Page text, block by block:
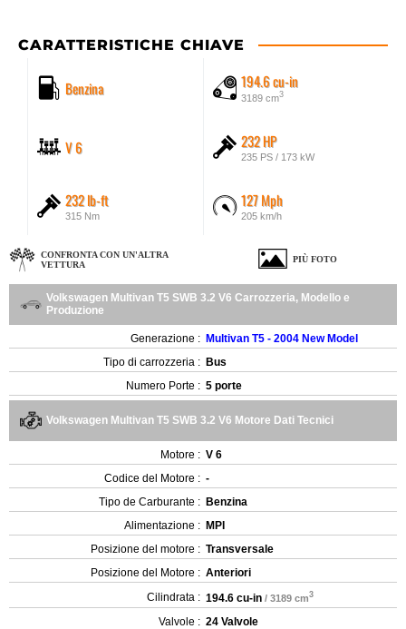
CARATTERISTICHE CHIAVE
Benzina 194.6 cu-in
3189 cm3
V 6 232 HP
235 PS / 173 kW
232 lb-ft
315 Nm
127 Mph
205 km/h
CONFRONTA CON UN'ALTRA
VETTURA
PIÙ FOTO
Volkswagen Multivan T5 SWB 3.2 V6 Carrozzeria, Modello e
Produzione
Generazione : Multivan T5 - 2004 New Model
Tipo di carrozzeria : Bus
Numero Porte : 5 porte
Volkswagen Multivan T5 SWB 3.2 V6 Motore Dati Tecnici
Motore : V 6
Codice del Motore : -
Tipo de Carburante : Benzina
Alimentazione : MPI
Posizione del motore : Transversale
Posizione del Motore : Anteriori
Cilindrata : 194.6 cu-in / 3189 cm3
Valvole : 24 Valvole